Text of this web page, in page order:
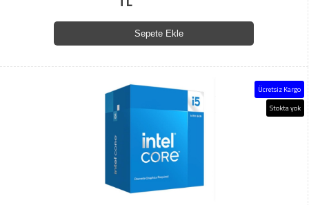
Sepete Ekle
Ücretsiz Kargo
Stokta yok